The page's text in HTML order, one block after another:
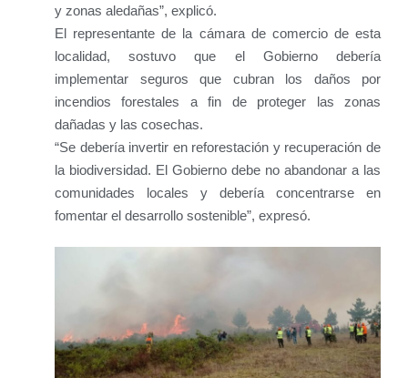
y zonas aledañas”, explicó.
El representante de la cámara de comercio de esta
localidad, sostuvo que el Gobierno debería
implementar seguros que cubran los daños por
incendios forestales a fin de proteger las zonas
dañadas y las cosechas.
“Se debería invertir en reforestación y recuperación de
la biodiversidad. El Gobierno debe no abandonar a las
comunidades locales y debería concentrarse en
fomentar el desarrollo sostenible”, expresó.